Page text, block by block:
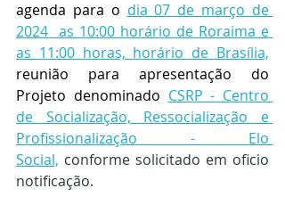
agenda para o dia 07 de março de
2024  as 10:00 horário de Roraima e
as 11:00 horas, horário de Brasília,
reunião para apresentação do
Projeto denominado CSRP - Centro
de Socialização, Ressocialização e
Profissionalização - Elo
Social, conforme solicitado em oficio
notificação.